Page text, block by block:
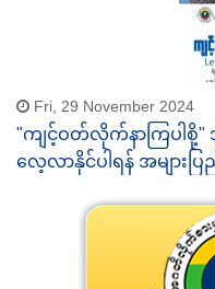
Fri, 29 November 2024
"ကျင့်ဝတ်လိုက်နာကြပါစို့"
လေ့လာနိုင်ပါရန် အများ